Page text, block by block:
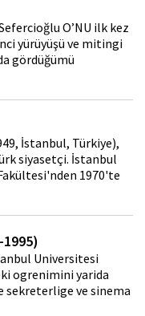
O’NU ilk kez
yürüyüşü ve mitingi
gördüğümü
İstanbul, Türkiye),
siyasetçi. İstanbul
1970'te
1995)
Universitesi
ogrenimini yarida
sekreterlige ve sinema